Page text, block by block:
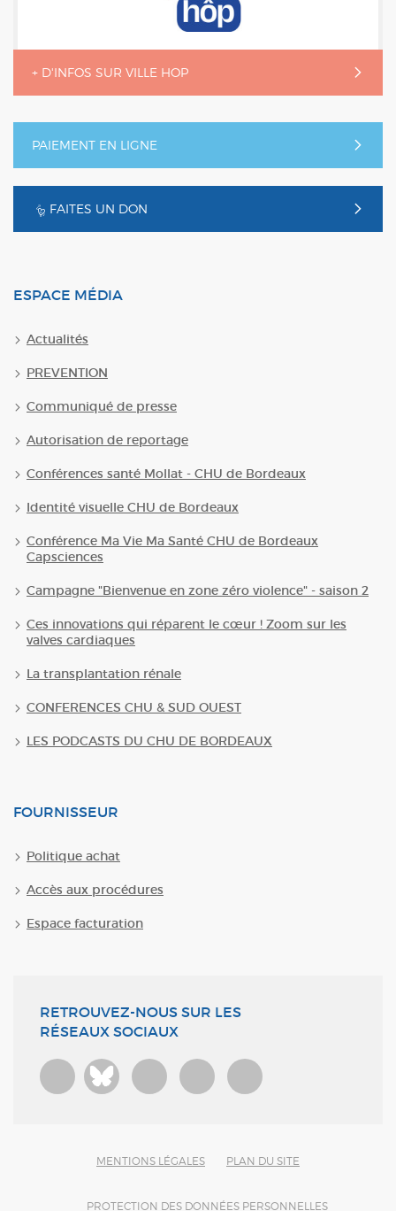
+ D'INFOS SUR VILLE HOP
PAIEMENT EN LIGNE
FAITES UN DON
ESPACE MÉDIA
Actualités
PREVENTION
Communiqué de presse
Autorisation de reportage
Conférences santé Mollat - CHU de Bordeaux
Identité visuelle CHU de Bordeaux
Conférence Ma Vie Ma Santé CHU de Bordeaux
Capsciences
Campagne "Bienvenue en zone zéro violence" - saison 2
Ces innovations qui réparent le cœur ! Zoom sur les
valves cardiaques
La transplantation rénale
CONFERENCES CHU & SUD OUEST
LES PODCASTS DU CHU DE BORDEAUX
FOURNISSEUR
Politique achat
Accès aux procédures
Espace facturation
RETROUVEZ-NOUS SUR LES
RÉSEAUX SOCIAUX
Bluesky
MENTIONS LÉGALES PLAN DU SITE
PROTECTION DES DONNÉES PERSONNELLES